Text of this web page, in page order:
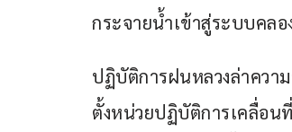
กระจายน้ำเข้าสู่ระบบคลอ
ปฏิบัติการฝนหลวงล่าควา
ตั้งหน่วยปฏิบัติการเคลื่อน